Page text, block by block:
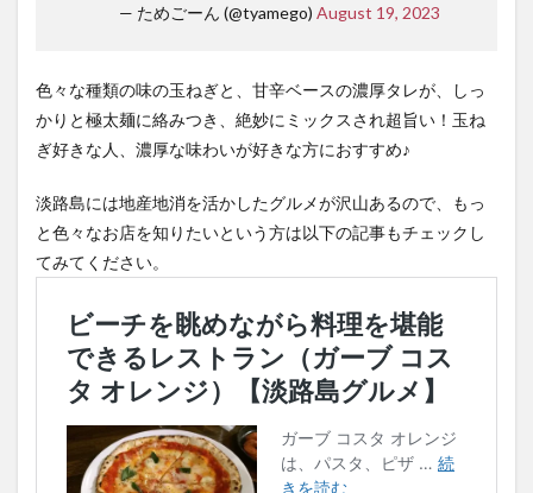
— ためごーん (@tyamego) August 19, 2023
色々な種類の味の玉ねぎと、甘辛ベースの濃厚タレが、しっ
かりと極太麺に絡みつき、絶妙にミックスされ超旨い！玉ね
ぎ好きな人、濃厚な味わいが好きな方におすすめ♪
淡路島には地産地消を活かしたグルメが沢山あるので、もっ
と色々なお店を知りたいという方は以下の記事もチェックし
てみてください。